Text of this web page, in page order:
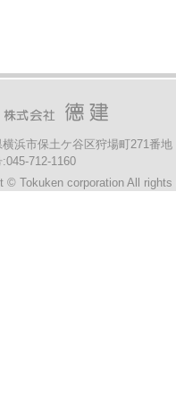
浜市保土ケ谷区狩場町271番地
712-1160
© Tokuken corporation All rights